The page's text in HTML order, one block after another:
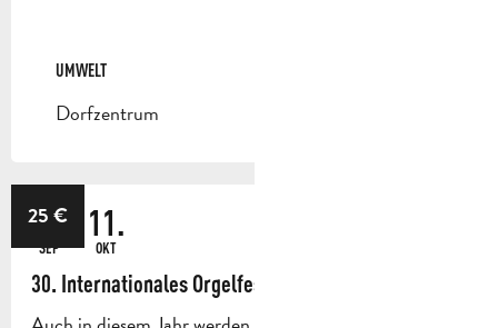
UMWELT
UMWELT
Dorfzentrum
25€
18.
SEP
11.
OKT
30. Internationales Orgelfestival von Roquevaire